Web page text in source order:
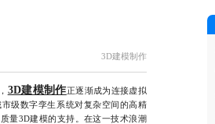
3D建模制作
3D建模制作正逐渐成为连接虚拟
级数字孪生系统对复杂空间的高精
量3D建模的支持。在这一技术浪潮